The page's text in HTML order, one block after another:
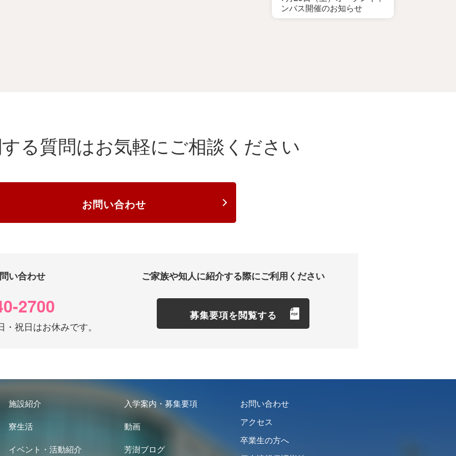
ンパス開催のお知らせ
る質問はお気軽にご相談ください
お問い合わせ
い合わせ
2700
祝日はお休みです。
ご家族や知人に紹介する際にご利用ください
募集要項を閲覧する
施設紹介
寮生活
イベント・活動紹介
入学案内・募集要項
動画
芳澍ブログ
お問い合わせ
アクセス
卒業生の方へ